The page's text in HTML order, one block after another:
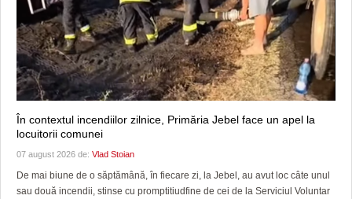
În contextul incendiilor zilnice, Primăria Jebel face un apel la
locuitorii comunei
07 august 2026 de: Vlad Stoian
De mai biune de o săptămână, în fiecare zi, la Jebel, au avut loc câte unul
sau două incendii, stinse cu promptitiudfine de cei de la Serviciul Voluntar